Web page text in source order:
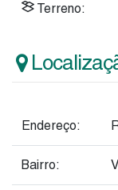
Terreno:
Endereço:
Bairro: